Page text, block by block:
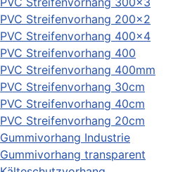
PVC Streifenvorhang 200x2
PVC Streifenvorhang 400x4
PVC Streifenvorhang 400
PVC Streifenvorhang 400mm
PVC Streifenvorhang 30cm
PVC Streifenvorhang 40cm
PVC Streifenvorhang 20cm
Gummivorhang Industrie
Gummivorhang transparent